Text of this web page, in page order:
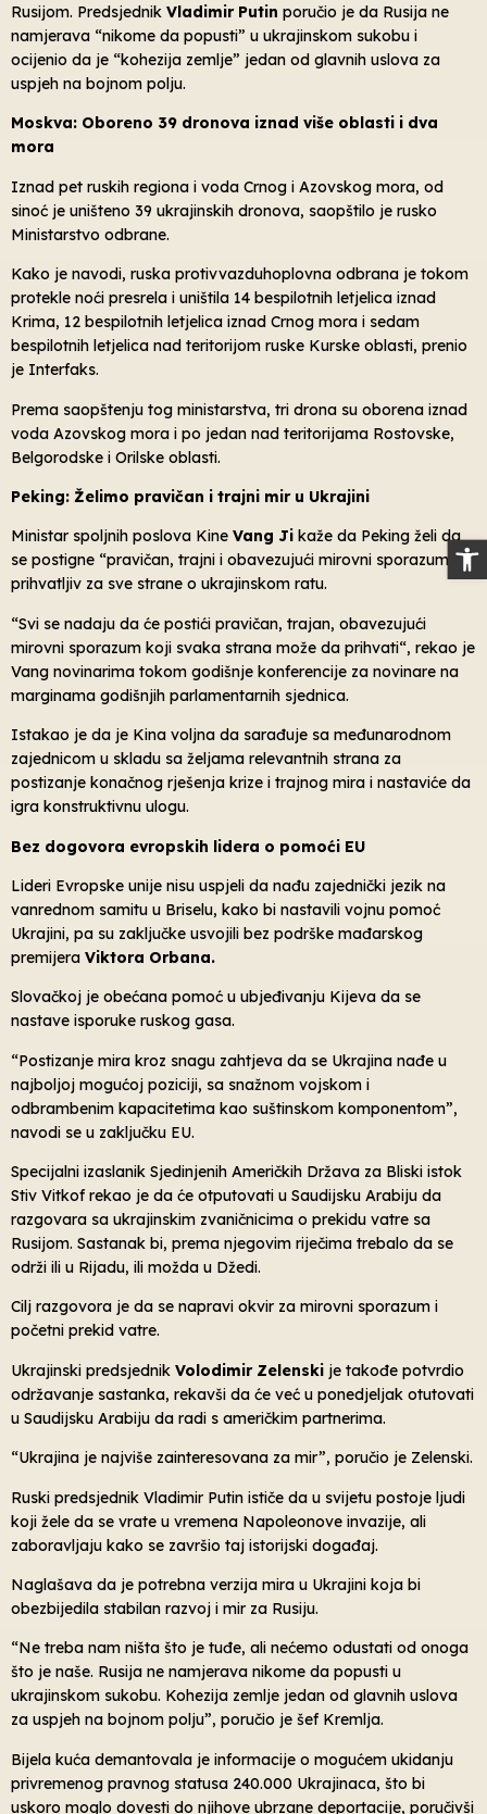
Rusijom. Predsjednik Vladimir Putin poručio je da Rusija ne
namjerava “nikome da popusti” u ukrajinskom sukobu i
ocijenio da je “kohezija zemlje” jedan od glavnih uslova za
uspjeh na bojnom polju.
Moskva: Oboreno 39 dronova iznad više oblasti i dva
mora
Iznad pet ruskih regiona i voda Crnog i Azovskog mora, od
sinoć je uništeno 39 ukrajinskih dronova, saopštilo je rusko
Ministarstvo odbrane.
Kako je navodi, ruska protivvazduhoplovna odbrana je tokom
protekle noći presrela i uništila 14 bespilotnih letjelica iznad
Krima, 12 bespilotnih letjelica iznad Crnog mora i sedam
bespilotnih letjelica nad teritorijom ruske Kurske oblasti, prenio
je Interfaks.
Prema saopštenju tog ministarstva, tri drona su oborena iznad
voda Azovskog mora i po jedan nad teritorijama Rostovske,
Belgorodske i Orilske oblasti.
Peking: Želimo pravičan i trajni mir u Ukrajini
Ministar spoljnih poslova Kine Vang Ji kaže da Peking želi da
se postigne “pravičan, trajni i obavezujući mirovni sporazum”
prihvatljiv za sve strane o ukrajinskom ratu.
“Svi se nadaju da će postići pravičan, trajan, obavezujući
mirovni sporazum koji svaka strana može da prihvati“, rekao je
Vang novinarima tokom godišnje konferencije za novinare na
marginama godišnjih parlamentarnih sjednica.
Istakao je da je Kina voljna da sarađuje sa međunarodnom
zajednicom u skladu sa željama relevantnih strana za
postizanje konačnog rješenja krize i trajnog mira i nastaviće da
igra konstruktivnu ulogu.
Bez dogovora evropskih lidera o pomoći EU
Lideri Evropske unije nisu uspjeli da nađu zajednički jezik na
vanrednom samitu u Briselu, kako bi nastavili vojnu pomoć
Ukrajini, pa su zaključke usvojili bez podrške mađarskog
premijera Viktora Orbana.
Slovačkoj je obećana pomoć u ubjeđivanju Kijeva da se
nastave isporuke ruskog gasa.
“Postizanje mira kroz snagu zahtjeva da se Ukrajina nađe u
najboljoj mogućoj poziciji, sa snažnom vojskom i
odbrambenim kapacitetima kao suštinskom komponentom”,
navodi se u zaključku EU.
Specijalni izaslanik Sjedinjenih Američkih Država za Bliski istok
Stiv Vitkof rekao je da će otputovati u Saudijsku Arabiju da
razgovara sa ukrajinskim zvaničnicima o prekidu vatre sa
Rusijom. Sastanak bi, prema njegovim riječima trebalo da se
održi ili u Rijadu, ili možda u Džedi.
Cilj razgovora je da se napravi okvir za mirovni sporazum i
početni prekid vatre.
Ukrajinski predsjednik Volodimir Zelenski je takođe potvrdio
održavanje sastanka, rekavši da će već u ponedjeljak otutovati
u Saudijsku Arabiju da radi s američkim partnerima.
“Ukrajina je najviše zainteresovana za mir”, poručio je Zelenski.
Ruski predsjednik Vladimir Putin ističe da u svijetu postoje ljudi
koji žele da se vrate u vremena Napoleonove invazije, ali
zaboravljaju kako se završio taj istorijski događaj.
Naglašava da je potrebna verzija mira u Ukrajini koja bi
obezbijedila stabilan razvoj i mir za Rusiju.
“Ne treba nam ništa što je tuđe, ali nećemo odustati od onoga
što je naše. Rusija ne namjerava nikome da popusti u
ukrajinskom sukobu. Kohezija zemlje jedan od glavnih uslova
za uspjeh na bojnom polju”, poručio je šef Kremlja.
Bijela kuća demantovala je informacije o mogućem ukidanju
privremenog pravnog statusa 240.000 Ukrajinaca, što bi
uskoro moglo dovesti do njihove ubrzane deportacije, poručivši